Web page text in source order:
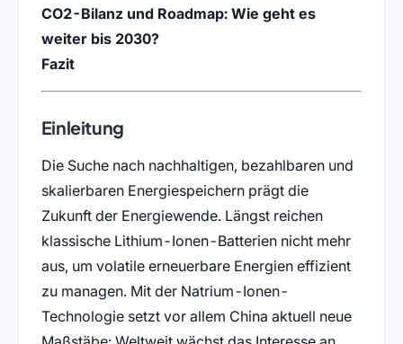
CO2-Bilanz und Roadmap: Wie geht es
weiter bis 2030?
Fazit
Einleitung
Die Suche nach nachhaltigen, bezahlbaren und
skalierbaren Energiespeichern prägt die
Zukunft der Energiewende. Längst reichen
klassische Lithium-Ionen-Batterien nicht mehr
aus, um volatile erneuerbare Energien effizient
zu managen. Mit der Natrium-Ionen-
Technologie setzt vor allem China aktuell neue